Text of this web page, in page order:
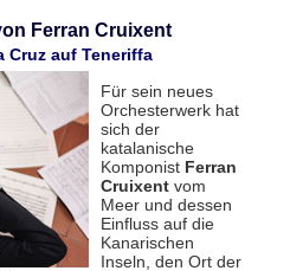
Ferran Cruixent
Cruz auf Teneriffa
Für sein neues
Orchesterwerk hat
sich der
katalanische
Komponist Ferran
Cruixentvom
Meer und dessen
Einfluss auf die
Kanarischen
Inseln, den Ort der